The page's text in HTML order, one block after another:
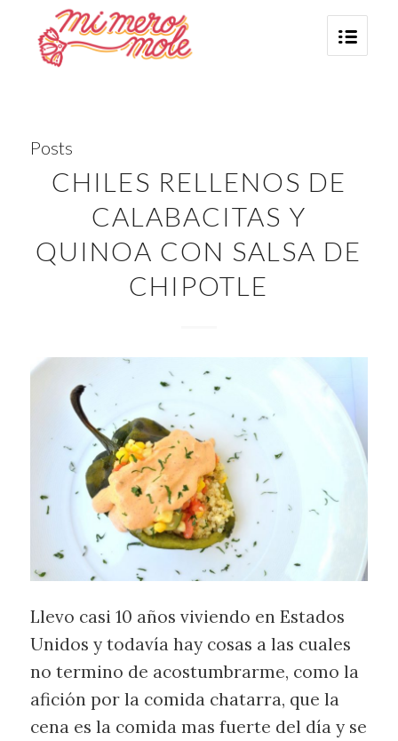
Posts
CHILES RELLENOS DE
CALABACITAS Y
QUINOA CON SALSA DE
CHIPOTLE
Llevo casi 10 años viviendo en Estados
Unidos y todavía hay cosas a las cuales
no termino de acostumbrarme, como la
afición por la comida chatarra, que la
cena es la comida mas fuerte del día y se